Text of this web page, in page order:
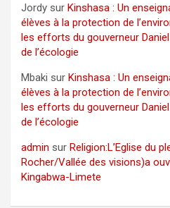
Jordy sur Kinshasa : Un
élèves à la protection de
les efforts du gouverneur
de l’écologie
Mbaki sur Kinshasa : Un
élèves à la protection de
les efforts du gouverneur
de l’écologie
admin sur Religion:L’Eglise du
Rocher/Vallée des visions)a
Kingabwa-Limete